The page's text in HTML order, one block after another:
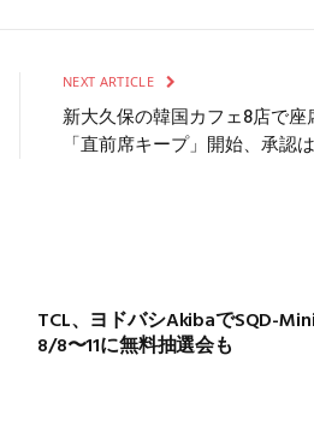
NEXT ARTICLE
新大久保の韓国カフェ8店で座
「直前席キープ」開始、承認
TCL、ヨドバシAkibaでSQD-
8/8〜11に無料抽選会も